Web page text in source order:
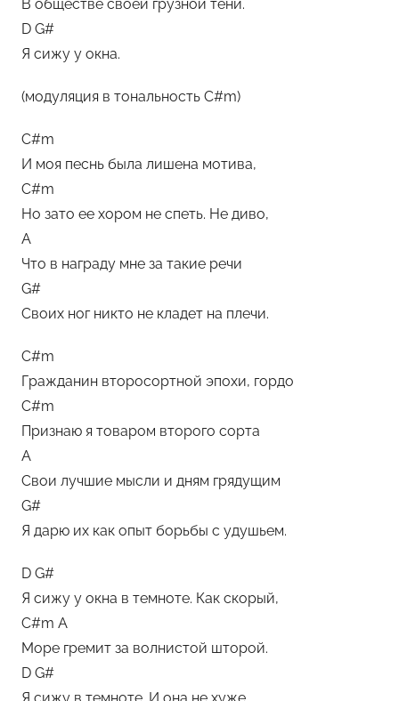
В обществе своей грузной тени.
D G#
Я сижу у окна.
(модуляция в тональность C#m)
C#m
И моя песнь была лишена мотива,
C#m
Но зато ее хором не спеть. Не диво,
A
Что в награду мне за такие речи
G#
Своих ног никто не кладет на плечи.
C#m
Гражданин второсортной эпохи, гордо
C#m
Признаю я товаром второго сорта
A
Свои лучшие мысли и дням грядущим
G#
Я дарю их как опыт борьбы с удушьем.
D G#
Я сижу у окна в темноте. Как скорый,
C#m A
Море гремит за волнистой шторой.
D G#